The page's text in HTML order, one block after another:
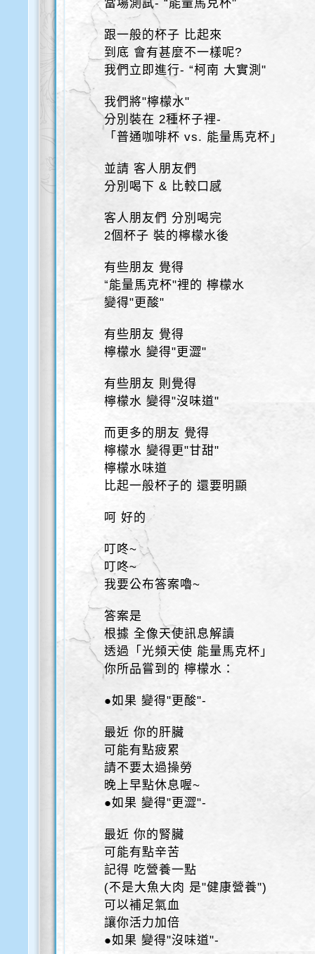
當場測試- “能量馬克杯"
跟一般的杯子 比起來
到底 會有甚麼不一樣呢?
我們立即進行- “柯南 大實測"
我們將"檸檬水"
分別裝在 2種杯子裡-
「普通咖啡杯 vs. 能量馬克杯」
並請 客人朋友們
分別喝下 & 比較口感
客人朋友們 分別喝完
2個杯子 裝的檸檬水後
有些朋友 覺得
“能量馬克杯"裡的 檸檬水
變得"更酸"
有些朋友 覺得
檸檬水 變得"更澀"
有些朋友 則覺得
檸檬水 變得"沒味道"
而更多的朋友 覺得
檸檬水 變得更"甘甜"
檸檬水味道
比起一般杯子的 還要明顯
呵 好的
叮咚~
叮咚~
我要公布答案嚕~
答案是
根據 全像天使訊息解讀
透過「光頻天使 能量馬克杯」
你所品嘗到的 檸檬水：
●如果 變得"更酸"-
最近 你的肝臟
可能有點疲累
請不要太過操勞
晚上早點休息喔~
●如果 變得"更澀"-
最近 你的腎臟
可能有點辛苦
記得 吃營養一點
(不是大魚大肉 是"健康營養")
可以補足氣血
讓你活力加倍
●如果 變得"沒味道"-